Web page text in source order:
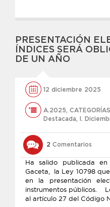
PRESENTACIÓN
ÍNDICES SERÁ
DE UN AÑO
12 diciembre 2025
A.2025, CATEGORÍAS
Destacada, l.
2 Comentarios
Ha salido publicada
Gaceta, la Ley 10798
en la presentación
instrumentos públicos.
al artículo 27 del Código